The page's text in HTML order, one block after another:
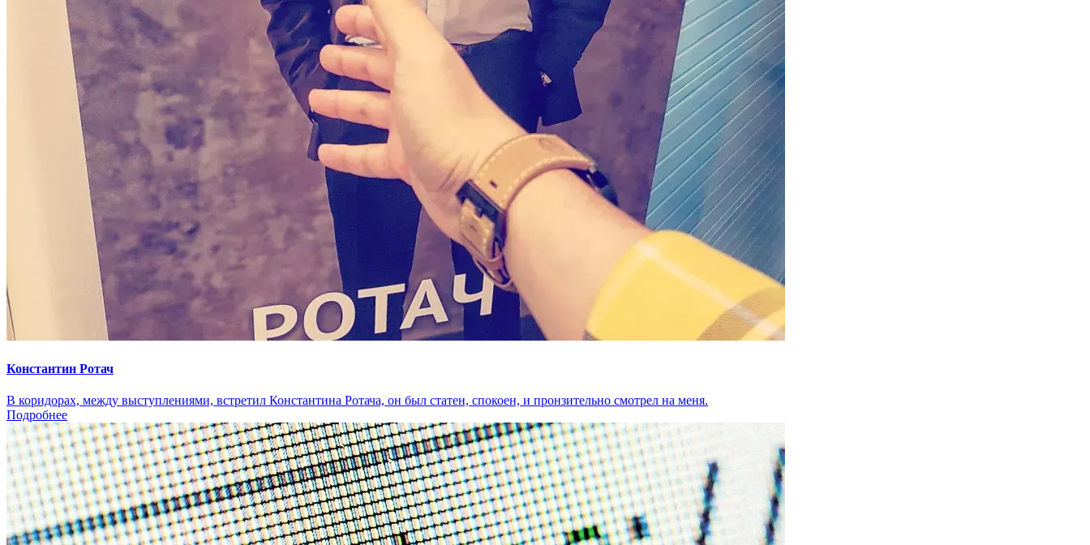
Константин Ротач
В коридорах, между выступлениями, встретил Константина Ротача, он был статен, спокоен, и пронзительно смотрел на меня.
Подробнее